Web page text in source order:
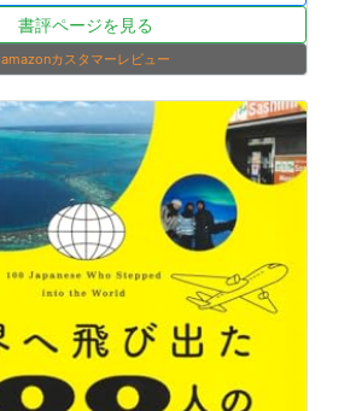
書評ページを見る
amazonカスタマーレビュー